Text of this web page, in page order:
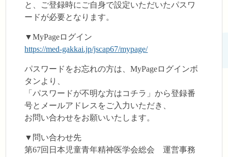
と、ご登録時にご自身で設定いただいたパスワ
ードが必要となります。
▼MyPageログイン
https://med-gakkai.jp/jscap67/mypage/
パスワードをお忘れの方は、MyPageログインボ
タンより、
「パスワードが不明な方はコチラ」から登録番
号とメールアドレスをご入力いただき、
お問い合わせをお願いいたします。
▼問い合わせ先
第67回日本児童青年精神医学会総会 運営事務